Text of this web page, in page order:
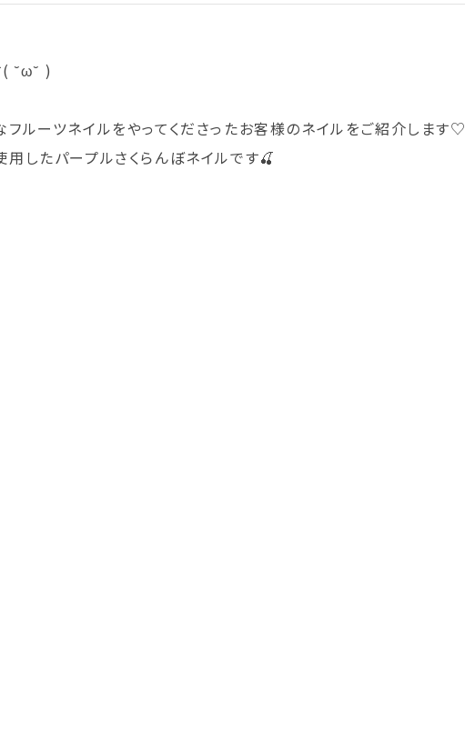
( ˘ω˘ )
フルーツネイルをやってくださったお客様のネイルをご紹介します♡
用したパープルさくらんぼネイルです🍒